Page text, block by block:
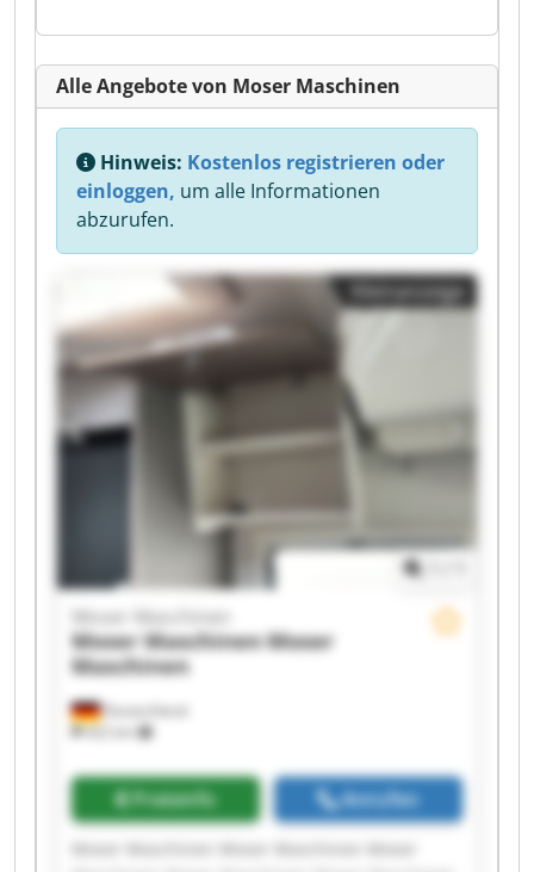
Alle Angebote von Moser Maschinen
Hinweis: Kostenlos registrieren oder
einloggen, um alle Informationen
abzurufen.
Kleinanzeige
Deutschland
422 km
Moser Maschinen
Moser MaschinenMoser
Maschinen
Preisinfo Anrufen